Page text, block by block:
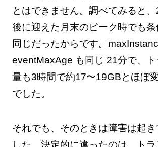
とはできません。調べてみると
後に迎えた月末のピーク時でも
同じだったからです。
eventMaxAge も同じ 21分で、
量も3時間で約17〜19GBとほぼ
でした。
それでも、そのときは障害は起
した。決定的に違ったのは、ト